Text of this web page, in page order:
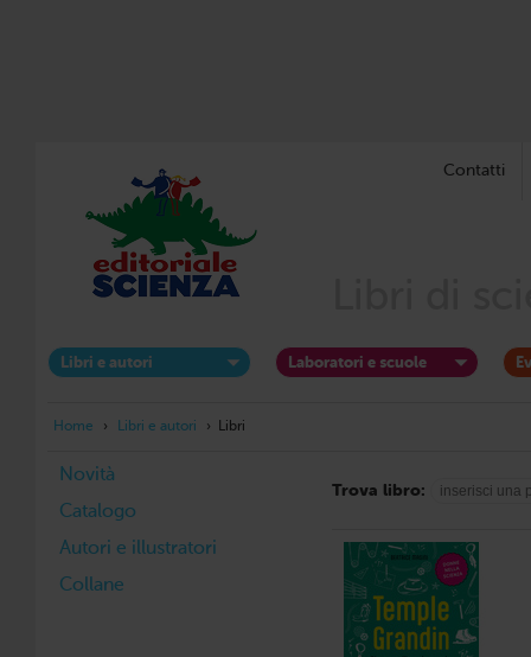
Contatti
Libri e autori Laboratori e scuole
Home › Libri e autori › Libri
Novità
Catalogo
Autori e illustratori
Collane
Trova libro: